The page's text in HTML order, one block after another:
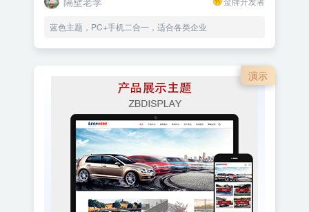
蓝色主题，PC+手机二合一，适合各类企业
演示